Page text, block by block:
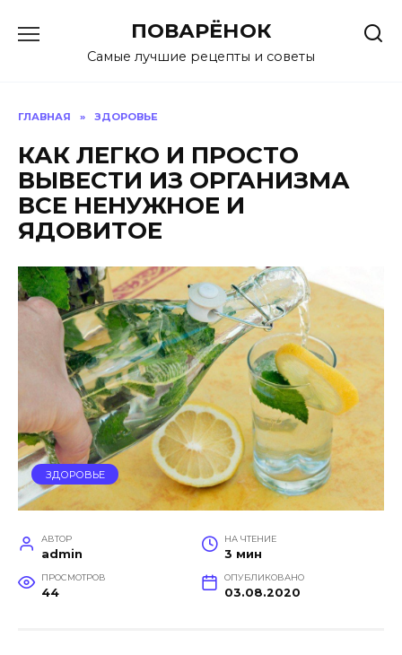
содержанию
ПОВАРЁНОК
Самые лучшие рецепты и советы
ГЛАВНАЯ » ЗДОРОВЬЕ
КАК ЛЕГКО И ПРОСТО
ВЫВЕСТИ ИЗ ОРГАНИЗМА
ВСЕ НЕНУЖНОЕ И
ЯДОВИТОЕ
ЗДОРОВЬЕ
АВТОР
admin
НА ЧТЕНИЕ
3 мин
ПРОСМОТРОВ
44
ОПУБЛИКОВАНО
03.08.2020